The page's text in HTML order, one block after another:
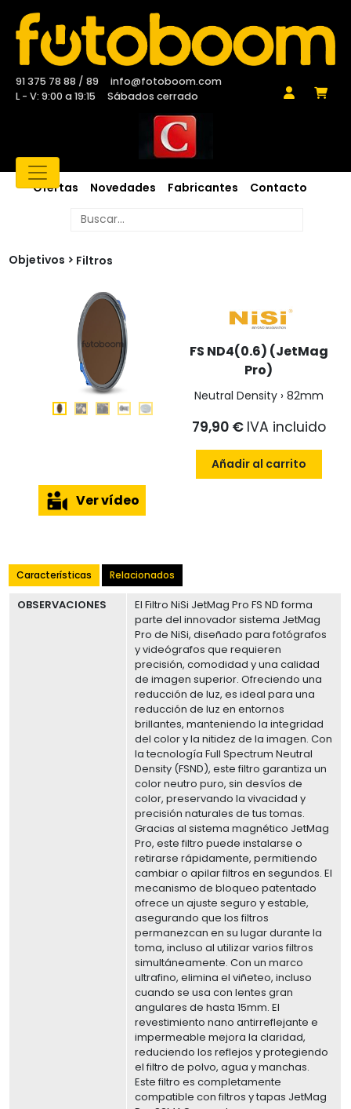
91 375 78 88 / 89
info@fotoboom.com
L - V: 9:00 a 19:15
Sábados cerrado
Ofertas Novedades Fabricantes Contacto
Objetivos Filtros
Ver vídeo
FS ND4(0.6) (JetMag
Pro)
Neutral Density › 82mm
79,90 € IVA incluido
Añadir al carrito
Características Relacionados
OBSERVACIONES
El Filtro NiSi JetMag Pro FS ND forma
parte del innovador sistema JetMag
Pro de NiSi, diseñado para fotógrafos
y videógrafos que requieren
precisión, comodidad y una calidad
de imagen superior. Ofreciendo una
reducción de luz, es ideal para una
reducción de luz en entornos
brillantes, manteniendo la integridad
del color y la nitidez de la imagen. Con
la tecnología Full Spectrum Neutral
Density (FSND), este filtro garantiza un
color neutro puro, sin desvíos de
color, preservando la vivacidad y
precisión naturales de tus tomas.
Gracias al sistema magnético JetMag
Pro, este filtro puede instalarse o
retirarse rápidamente, permitiendo
cambiar o apilar filtros en segundos. El
mecanismo de bloqueo patentado
ofrece un ajuste seguro y estable,
asegurando que los filtros
permanezcan en su lugar durante la
toma, incluso al utilizar varios filtros
simultáneamente. Con un marco
ultrafino, elimina el viñeteo, incluso
cuando se usa con lentes gran
angulares de hasta 15mm. El
revestimiento nano antirreflejante e
impermeable mejora la claridad,
reduciendo los reflejos y protegiendo
el filtro de polvo, agua y manchas.
Este filtro es completamente
compatible con filtros y tapas JetMag